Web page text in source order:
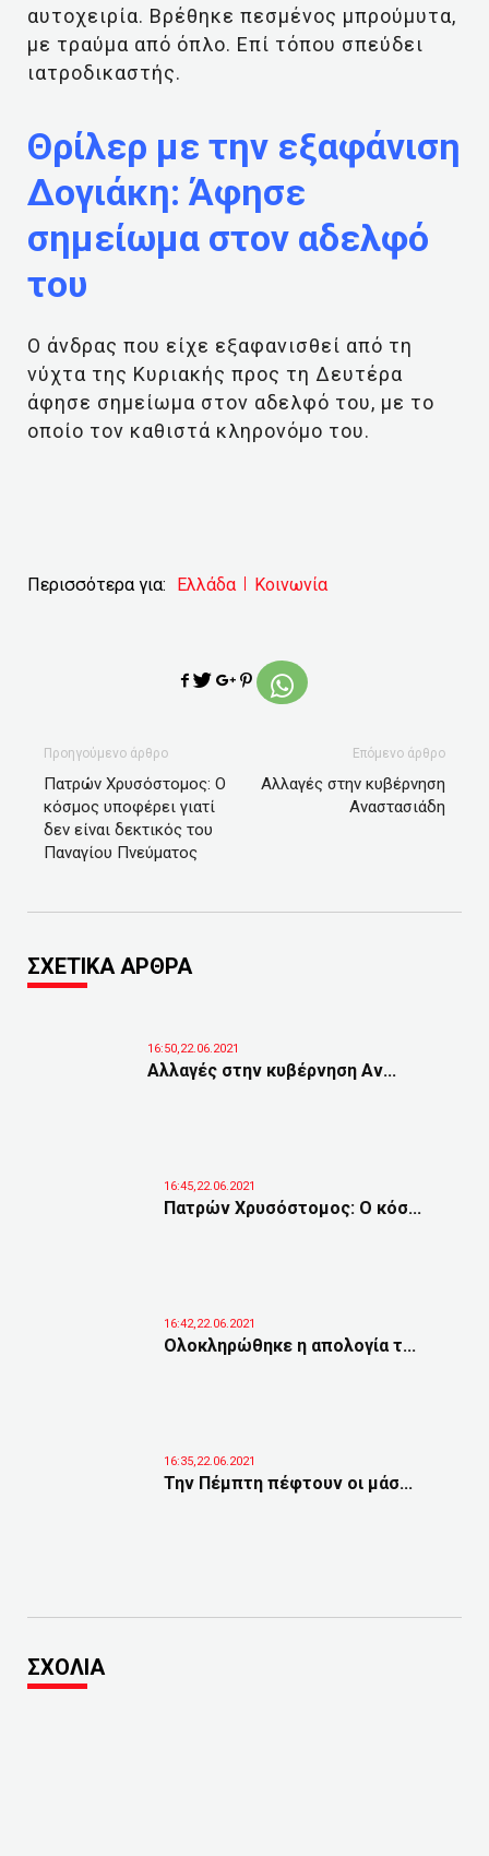
αυτοχειρία. Βρέθηκε πεσμένος μπρούμυτα,
με τραύμα από όπλο. Επί τόπου σπεύδει
ιατροδικαστής.
Θρίλερ με την εξαφάνιση
Δογιάκη: Άφησε
σημείωμα στον αδελφό
του
Ο άνδρας που είχε εξαφανισθεί από τη
νύχτα της Κυριακής προς τη Δευτέρα
άφησε σημείωμα στον αδελφό του, με το
οποίο τον καθιστά κληρονόμο του.
Περισσότερα για: Ελλάδα Κοινωνία
Προηγούμενο άρθρο
Πατρών Χρυσόστομος: Ο
κόσμος υποφέρει γιατί
δεν είναι δεκτικός του
Παναγίου Πνεύματος
Επόμενο άρθρο
Αλλαγές στην κυβέρνηση
Αναστασιάδη
ΣΧΕΤΙΚΑ ΑΡΘΡΑ
16:50,22.06.2021
Αλλαγές στην κυβέρνηση Αν...
16:45,22.06.2021
Πατρών Χρυσόστομος: Ο κόσ...
16:42,22.06.2021
Ολοκληρώθηκε η απολογία τ...
16:35,22.06.2021
Την Πέμπτη πέφτουν οι μάσ...
ΣΧΟΛΙΑ